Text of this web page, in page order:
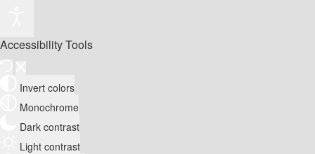
Accessibility Tools
Invert colors
Monochrome
Dark contrast
Light contrast